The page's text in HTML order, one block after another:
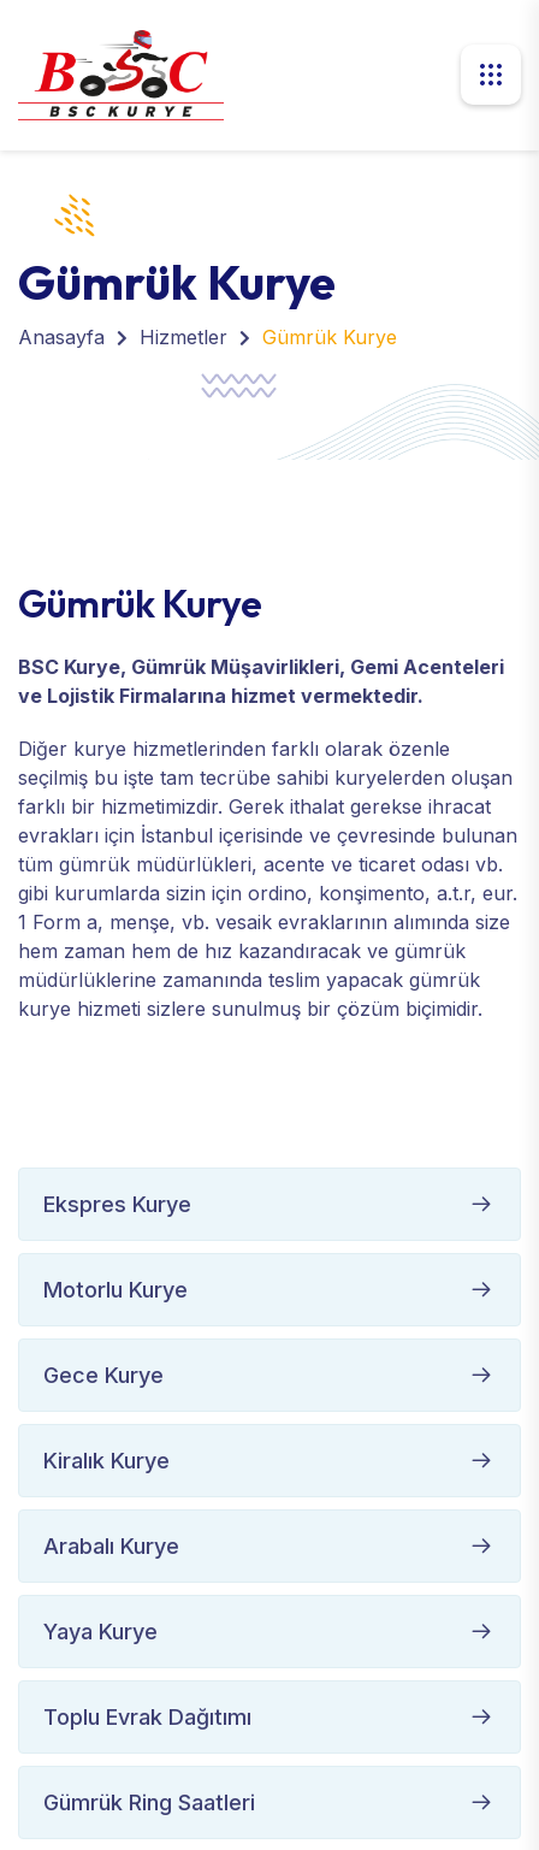
Gümrük Kurye
Anasayfa Hizmetler Gümrük Kurye
Gümrük Kurye
BSC Kurye, Gümrük Müşavirlikleri, Gemi Acenteleri
ve Lojistik Firmalarına hizmet vermektedir.
Diğer kurye hizmetlerinden farklı olarak özenle
seçilmiş bu işte tam tecrübe sahibi kuryelerden oluşan
farklı bir hizmetimizdir. Gerek ithalat gerekse ihracat
evrakları için İstanbul içerisinde ve çevresinde bulunan
tüm gümrük müdürlükleri, acente ve ticaret odası vb.
gibi kurumlarda sizin için ordino, konşimento, a.t.r, eur.
1 Form a, menşe, vb. vesaik evraklarının alımında size
hem zaman hem de hız kazandıracak ve gümrük
müdürlüklerine zamanında teslim yapacak gümrük
kurye hizmeti sizlere sunulmuş bir çözüm biçimidir.
Ekspres Kurye
Motorlu Kurye
Gece Kurye
Kiralık Kurye
Arabalı Kurye
Yaya Kurye
Toplu Evrak Dağıtımı
Gümrük Ring Saatleri